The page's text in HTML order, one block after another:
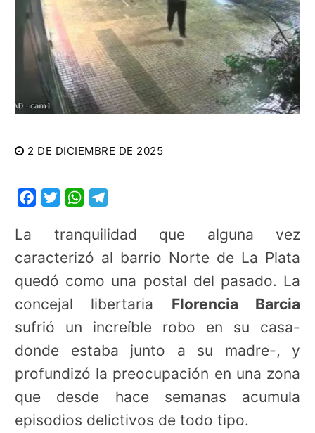
2 DE DICIEMBRE DE 2025
FacebookTwitterWhatsApp
La tranquilidad que alguna vez
caracterizó al barrio Norte de La Plata
quedó como una postal del pasado. La
concejal libertaria Florencia Barcia
sufrió un increíble robo en su casa-
donde estaba junto a su madre-, y
profundizó la preocupación en una zona
que desde hace semanas acumula
episodios delictivos de todo tipo.